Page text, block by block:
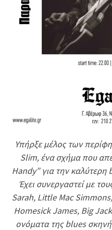
Υπήρξε μέλος των
Slim, ένα σχήμα που
Handy” για την
Έχει συνεργαστεί με
Sarah, Little Mac
Homesick James, Big
ονόματα της blues